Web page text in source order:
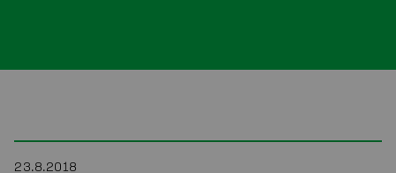
23.8.2018